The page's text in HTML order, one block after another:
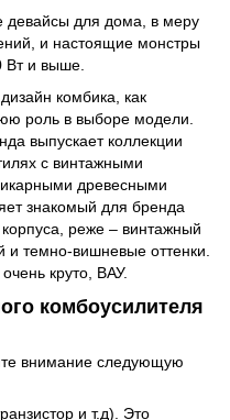
для дома, в меру
и настоящие монстры
Вт и выше.
комбика, как
роль в выборе модели.
выпускает коллекции
с винтажными
древесными
знакомый для бренда
реже – винтажный
темно-вишневые оттенки.
круто, ВАУ.
комбоусилителя
внимание следующую
и т.д). Это